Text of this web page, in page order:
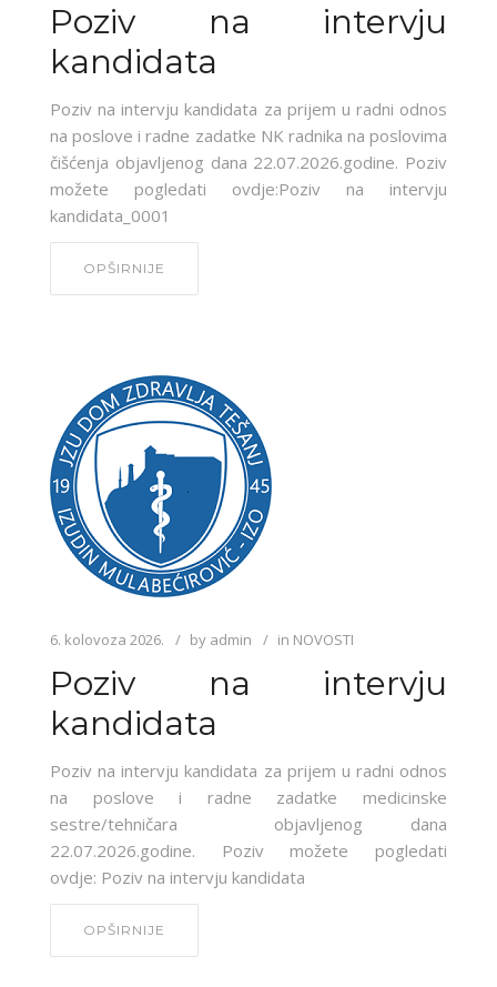
Poziv na intervju
kandidata
Poziv na intervju kandidata za prijem u radni odnos
na poslove i radne zadatke NK radnika na poslovima
čišćenja objavljenog dana 22.07.2026.godine. Poziv
možete pogledati ovdje:Poziv na intervju
kandidata_0001
OPŠIRNIJE
6. kolovoza 2026. by admin in NOVOSTI
Poziv na intervju
kandidata
Poziv na intervju kandidata za prijem u radni odnos
na poslove i radne zadatke medicinske
sestre/tehničara objavljenog dana
22.07.2026.godine. Poziv možete pogledati
ovdje: Poziv na intervju kandidata
OPŠIRNIJE